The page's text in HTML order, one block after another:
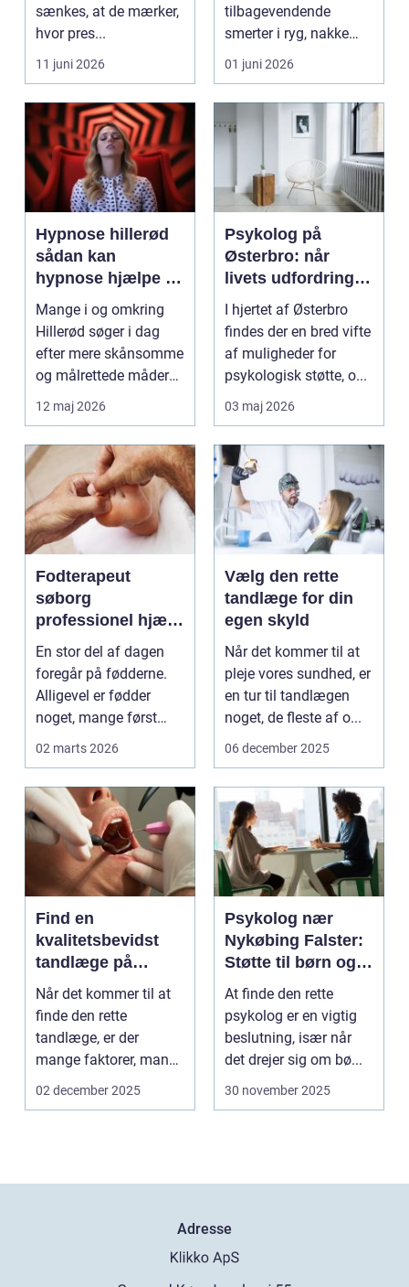
sænkes, at de mærker,
hvor pres...
11 juni 2026
tilbagevendende
smerter i ryg, nakke
eller hoved uden at få
d...
01 juni 2026
Hypnose hillerød
sådan kan
hypnose hjælpe i
hverdagen
Mange i og omkring
Hillerød søger i dag
efter mere skånsomme
og målrettede måder
at få det bedre på....
12 maj 2026
Psykolog på
Østerbro: når
livets udfordringer
kræver
professionel støtte
I hjertet af Østerbro
findes der en bred vifte
af muligheder for
psykologisk støtte, o...
03 maj 2026
Fodterapeut
søborg
professionel hjælp
til sunde fødder i
hverdagen
En stor del af dagen
foregår på fødderne.
Alligevel er fødder
noget, mange først
tænker på, når smer...
02 marts 2026
Vælg den rette
tandlæge for din
egen skyld
Når det kommer til at
pleje vores sundhed, er
en tur til tandlægen
noget, de fleste af o...
06 december 2025
Find en
kvalitetsbevidst
tandlæge på
Vesterbro
Når det kommer til at
finde den rette
tandlæge, er der
mange faktorer, man
bør ov...
02 december 2025
Psykolog nær
Nykøbing Falster:
Støtte til børn og
unge
At finde den rette
psykolog er en vigtig
beslutning, især når
det drejer sig om bø...
30 november 2025
Adresse